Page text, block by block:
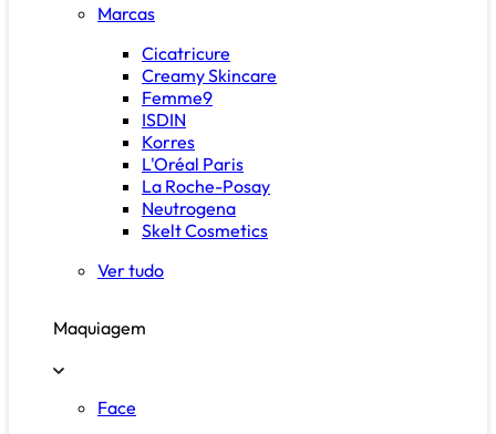
Marcas
Cicatricure
Creamy Skincare
Femme9
ISDIN
Korres
L'Oréal Paris
La Roche-Posay
Neutrogena
Skelt Cosmetics
Ver tudo
Maquiagem
Face